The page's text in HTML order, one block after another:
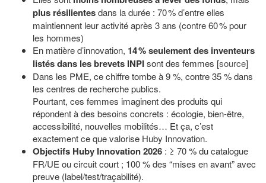
plus résilientesdans la durée : 70 % d’entre elles
maintiennent leur activité après 3 ans (contre 60 % pour
les hommes)
En matière d’innovation, 14 % seulement des inventeurs
listés dans les brevets INPIsont des femmes [source]
Dans les PME, ce chiffre tombe à 9 %, contre 35 % dans
les centres de recherche publics.
Pourtant, ces femmes imaginent des produits qui
répondent à des besoins concrets : écologie, bien-être,
accessibilité, nouvelles mobilités… Et ça, c’est
exactement ce que valorise Huby Innovation.
Objectifs Huby Innovation2026 : ≥ 70 % du catalogue
FR/UE ou circuit court ; 100 % des “mises en avant” avec
preuve (label/test/traçabilité).